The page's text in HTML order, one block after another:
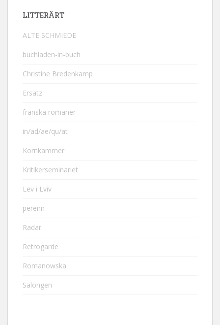
LITTERÄRT
ALTE SCHMIEDE
buchladen-in-buch
Christine Bredenkamp
Ersatz
franska romaner
in/ad/ae/qu/at
Kornkammer
Kritikerseminariet
Lev i Lviv
perenn
Radar
Retrogarde
Romanowska
Salongen